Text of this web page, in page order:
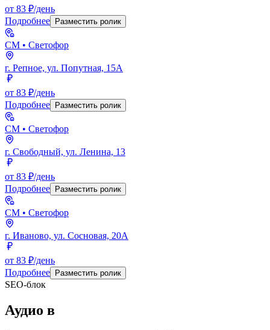
от 83 ₽/день
Подробнее
Разместить ролик
СМ • Светофор
г. Репное, ул. Попутная, 15А
от 83 ₽/день
Подробнее
Разместить ролик
СМ • Светофор
г. Свободный, ул. Ленина, 13
от 83 ₽/день
Подробнее
Разместить ролик
СМ • Светофор
г. Иваново, ул. Сосновая, 20А
от 83 ₽/день
Подробнее
Разместить ролик
SEO-блок
Аудио в